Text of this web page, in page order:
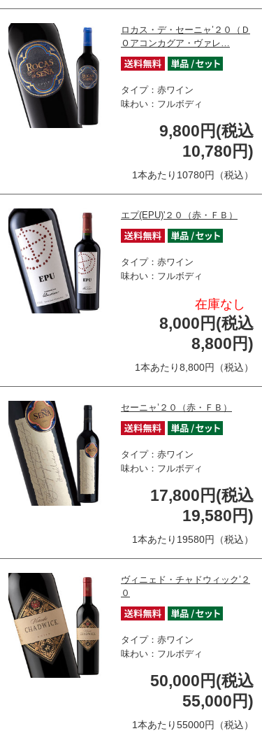
ロカス・デ・セーニャ’２０（Ｄ
Ｏアコンカグア・ヴァレ…
タイプ：赤ワイン
味わい：フルボディ
9,800円(税込
10,780円)
1本あたり10780円（税込）
エプ(EPU)'２０（赤・ＦＢ）
タイプ：赤ワイン
味わい：フルボディ
在庫なし
8,000円(税込
8,800円)
1本あたり8,800円（税込）
セーニャ’２０（赤・ＦＢ）
タイプ：赤ワイン
味わい：フルボディ
17,800円(税込
19,580円)
1本あたり19580円（税込）
ヴィニェド・チャドウィック’２
０
タイプ：赤ワイン
味わい：フルボディ
50,000円(税込
55,000円)
1本あたり55000円（税込）